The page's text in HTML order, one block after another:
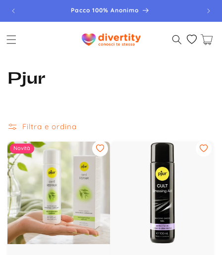
direttamente
ai contenuti
Pacco 100% Anonimo
Carrello
Pjur
Filtra e ordina
Novità